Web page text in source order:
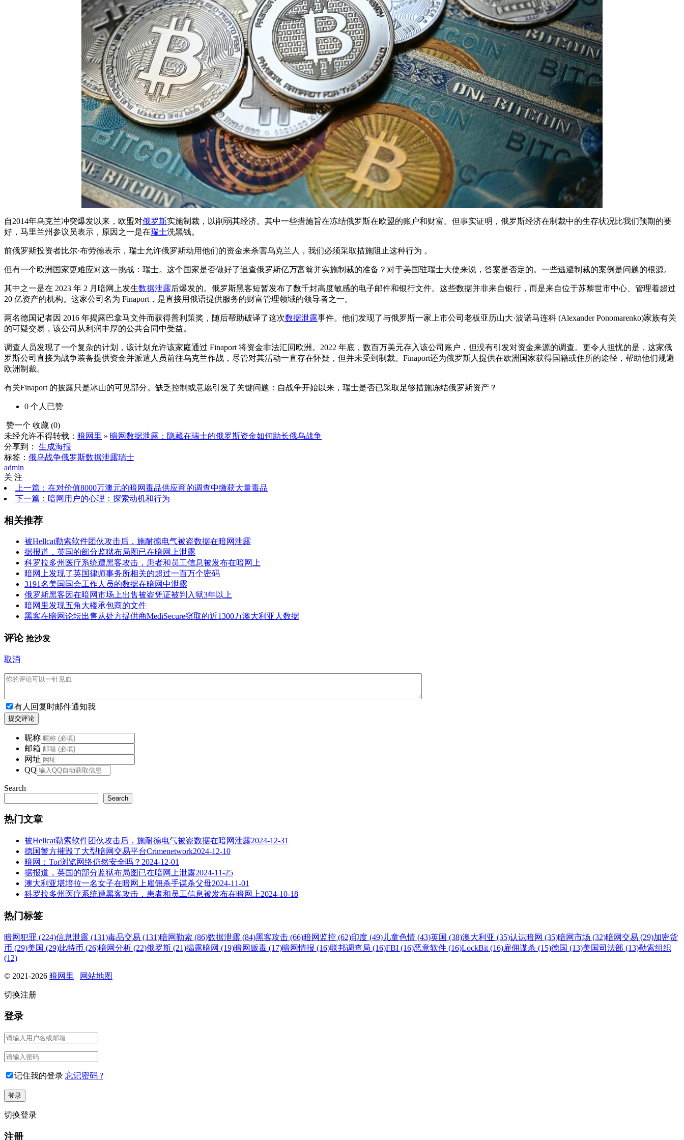
自2014年乌克兰冲突爆发以来，欧盟对俄罗斯实施制裁，以削弱其经济。其中一些措施旨在冻结俄罗斯在欧盟的账户和财富。但事实证明，俄罗斯经济在制裁中的生存状况比我们预期的要
好，马里兰州参议员表示，原因之一是在瑞士洗黑钱。
前俄罗斯投资者比尔·布劳德表示，瑞士允许俄罗斯动用他们的资金来杀害乌克兰人，我们必须采取措施阻止这种行为 。
但有一个欧洲国家更难应对这一挑战：瑞士。这个国家是否做好了追查俄罗斯亿万富翁并实施制裁的准备？对于美国驻瑞士大使来说，答案是否定的。一些逃避制裁的案例是问题的根源。
其中之一是在 2023 年 2 月暗网上发生数据泄露后爆发的。俄罗斯黑客短暂发布了数千封高度敏感的电子邮件和银行文件。这些数据并非来自银行，而是来自位于苏黎世市中心、管理着超过
20 亿资产的机构。这家公司名为 Finaport，是直接用俄语提供服务的财富管理领域的领导者之一。
两名德国记者因 2016 年揭露巴拿马文件而获得普利策奖，随后帮助破译了这次数据泄露事件。他们发现了与俄罗斯一家上市公司老板亚历山大·波诺马连科 (Alexander Ponomarenko)家族有关
的可疑交易，该公司从利润丰厚的公共合同中受益。
调查人员发现了一个复杂的计划，该计划允许该家庭通过 Finaport 将资金非法汇回欧洲。2022 年底，数百万美元存入该公司账户，但没有引发对资金来源的调查。更令人担忧的是，这家俄
罗斯公司直接为战争装备提供资金并派遣人员前往乌克兰作战，尽管对其活动一直存在怀疑，但并未受到制裁。Finaport还为俄罗斯人提供在欧洲国家获得国籍或住所的途径，帮助他们规避
欧洲制裁。
有关Finaport 的披露只是冰山的可见部分。缺乏控制或意愿引发了关键问题：自战争开始以来，瑞士是否已采取足够措施冻结俄罗斯资产？
0 个人 已赞
赞一个 收藏 (0)
未经允许不得转载： 暗网里 » 暗网数据泄露：隐藏在瑞士的俄罗斯资金如何助长俄乌战争
分享到：
生成海报
标签： 俄乌战争俄罗斯数据泄露瑞士
admin
关 注
上一篇：在对价值8000万澳元的暗网毒品供应商的调查中缴获大量毒品
下一篇：暗网用户的心理：探索动机和行为
相关推荐
被Hellcat勒索软件团伙攻击后，施耐德电气被盗数据在暗网泄露
据报道，英国的部分监狱布局图已在暗网上泄露
科罗拉多州医疗系统遭黑客攻击，患者和员工信息被发布在暗网上
暗网上发现了英国律师事务所相关的超过一百万个密码
3191名美国国会工作人员的数据在暗网中泄露
俄罗斯黑客因在暗网市场上出售被盗凭证被判入狱3年以上
暗网里发现五角大楼承包商的文件
黑客在暗网论坛出售从处方提供商MediSecure窃取的近1300万澳大利亚人数据
评论 抢沙发
取消
有人回复时邮件通知我
提交评论
昵称
邮箱
网址
QQ
Search
Search
热门文章
被Hellcat勒索软件团伙攻击后，施耐德电气被盗数据在暗网泄露2024-12-31
德国警方摧毁了大型暗网交易平台Crimenetwork2024-12-10
暗网：Tor浏览网络仍然安全吗？ 2024-12-01
据报道，英国的部分监狱布局图已在暗网上泄露2024-11-25
澳大利亚堪培拉一名女子在暗网上雇佣杀手谋杀父母2024-11-01
科罗拉多州医疗系统遭黑客攻击，患者和员工信息被发布在暗网上2024-10-18
热门标签
暗网犯罪 (224)信息泄露 (131)毒品交易 (131)暗网勒索 (86)数据泄露 (84)黑客攻击 (66)暗网监控 (62)印度 (49) 儿童色情 (43)英国 (38)澳大利亚 (35)认识暗网 (35)暗网市场 (32)暗网交易 (29)加密货
币 (29)美国 (29)比特币 (26)暗网分析 (22)俄罗斯 (21)揭露暗网 (19)暗网贩毒 (17)暗网情报 (16)联邦调查局 (16)FBI (16)恶意软件 (16)LockBit (16)雇佣谋杀 (15)德国 (13)美国司法部 (13)勒索组织
(12)
© 2021-2026 暗网里 网站地图
切换注册
登录
记住我的登录 忘记密码 ?
切换登录
注册